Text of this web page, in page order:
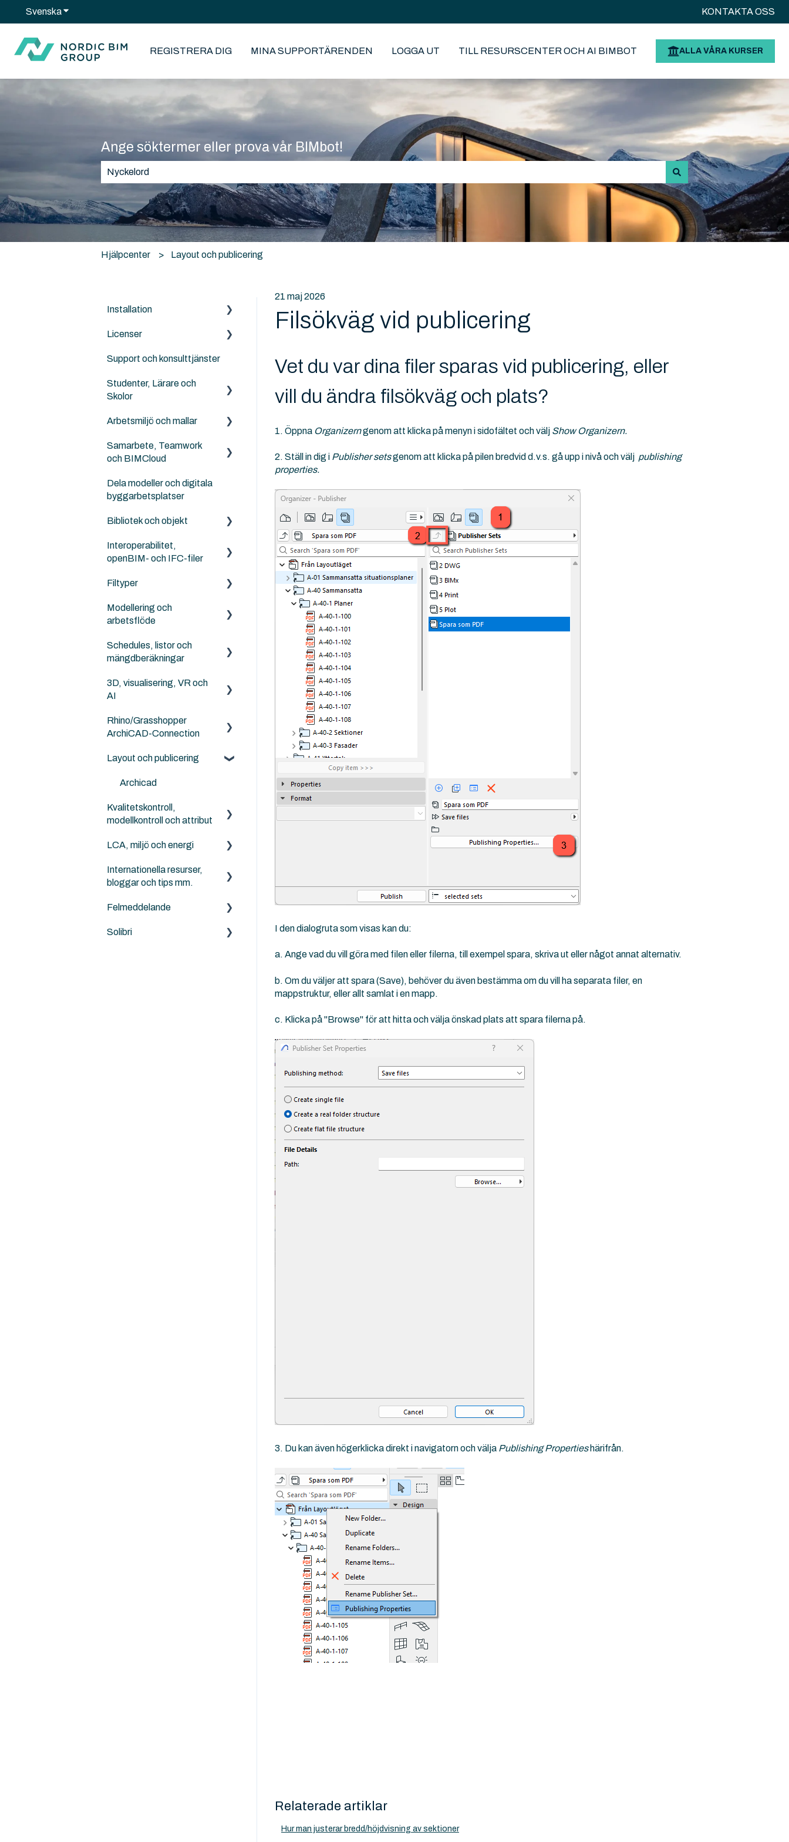
SvenskaVisa undermenyer för översättningar KONTAKTA OSS
REGISTRERA DIG MINA SUPPORTÄRENDEN LOGGA UT TILL RESURSCENTER OCH AI BIMBOT ALLA VÅRA KURSER
Ange söktermer eller prova vår BIMbot!
Det finns inga förslag eftersom sökfältet är tomt.
Hjälpcenter Layout och publicering
21 maj 2026
Filsökväg vid publicering
Vet du var dina filer sparas vid publicering, eller
vill du ändra filsökväg och plats?
1. Öppna Organizerngenom att klicka på menyn i sidofältet och välj ShowOrganizern.
2. Ställ in dig i Publisher setsgenom att klicka på pilen bredvid d.v.s. gå upp i nivå och välj publishing
properties.
I den dialogruta som visas kan du:
a. Ange vad du vill göra med filen eller filerna, till exempel spara, skriva ut eller något annat alternativ.
b. Om du väljer att spara (Save), behöver du även bestämma om du vill ha separata filer, en
mappstruktur, eller allt samlat i en mapp.
c. Klicka på "Browse" för att hitta och välja önskad plats att spara filerna på.
3. Du kan även högerklicka direkt i navigatorn och välja Publishing Properties härifrån.
Relaterade artiklar
Hur man justerar bredd/höjdvisning av sektioner
Installation
Archicad
BIMcloud
Nordic Tools
Goodies for Archicad
Design LCA
Licenser
Archicad
Archicad Cloud licenser
Solibri
Support och konsulttjänster
Studenter, Lärare och
Skolor
Archicad BIM för elever,
Landskapsarkitekter,
Ingenjörer och
Arbetsmiljö och mallar
NordicTools template
Attribut
Work Enviroment
Migration mellan versioner
Samarbete, Teamwork
och BIMCloud
Generellt sett
Other Collaboration
Dela modeller och digitala
byggarbetsplatser
Bibliotek och objekt
Externa objekt
Interoperabilitet,
openBIM- och IFC-filer
IFC generellt
Archicad
Filtyper
PDF
Punktmoln
RFA
.pla, .tpl and .mod etc.)
Modellering och
arbetsflöde
Archicad
Schedules, listor och
mängdberäkningar
Archicad
3D, visualisering, VR och
AI
Archicad
Rhino/Grasshopper
ArchiCAD-Connection
Rhino - Grasshopper
Layout och publicering
Archicad
Kvalitetskontroll,
modellkontroll och attribut
Solibri
Archicad
LCA, miljö och energi
Anavitor LCA
Internationella resurser,
bloggar och tips mm.
Graphisoft
Felmeddelande
Archicad
Solibri